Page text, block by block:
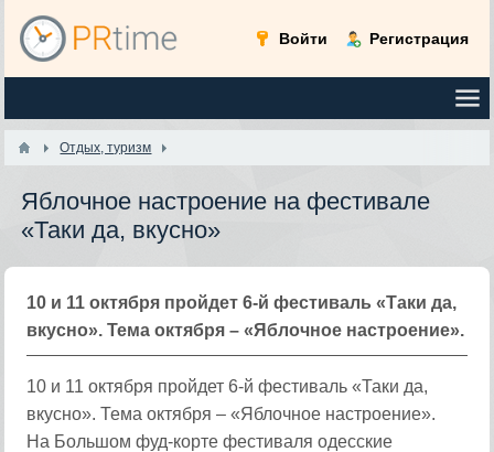
Войти Регистрация
Отдых, туризм
Яблочное настроение на фестивале
«Таки да, вкусно»
10 и 11 октября пройдет 6-й фестиваль «Таки да,
вкусно». Тема октября – «Яблочное настроение».
10 и 11 октября пройдет 6-й фестиваль «Таки да,
вкусно». Тема октября – «Яблочное настроение».
На Большом фуд-корте фестиваля одесские